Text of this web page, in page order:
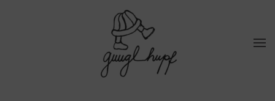
Zum Hauptinhalt springen